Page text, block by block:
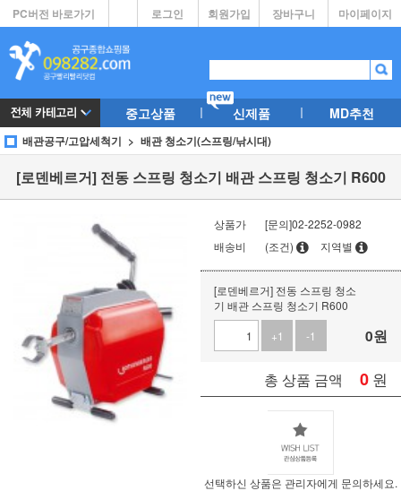
PC버전 바로가기 마이페이지
장바구니
회원가입
로그인
중고상품 신제품 MD추천
배관공구/고압세척기 배관 청소기(스프링/낚시대)
[로덴베르거] 전동 스프링 청소기 배관 스프링 청소기 R600
상품가
[문의]02-2252-0982
배송비
(조건) 지역별
[로덴베르거] 전동 스프링 청소
기 배관 스프링 청소기 R600
+1
-1 0원
총 상품 금액 0 원
선택하신 상품은 관리자에게 문의하세요.